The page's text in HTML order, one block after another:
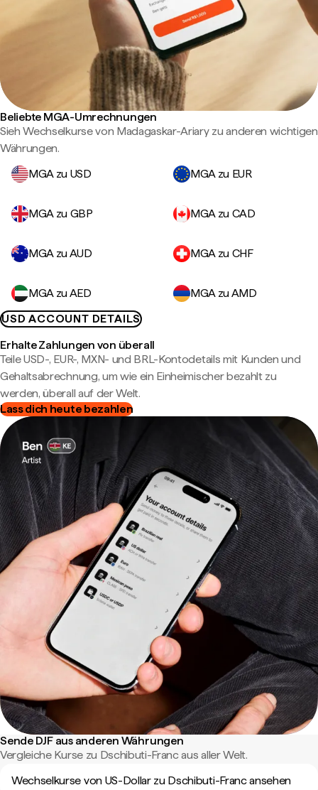
Beliebte MGA-Umrechnungen
Sieh Wechselkurse von Madagaskar-Ariary zu anderen wichtigen
Währungen.
MGA zu USD
MGA zu EUR
MGA zu GBP MGA zu CAD
MGA zu AUD MGA zu CHF
MGA zu AED
MGA zu AMD
USD ACCOUNT DETAILS
Erhalte Zahlungen von überall
Teile USD-, EUR-, MXN- und BRL-Kontodetails mit Kunden und
Gehaltsabrechnung, um wie ein Einheimischer bezahlt zu
werden, überall auf der Welt.
Lass dich heute bezahlen
Sende DJF aus anderen Währungen
Vergleiche Kurse zu Dschibuti-Franc aus aller Welt.
Wechselkurse von US-Dollar zu Dschibuti-Franc ansehen